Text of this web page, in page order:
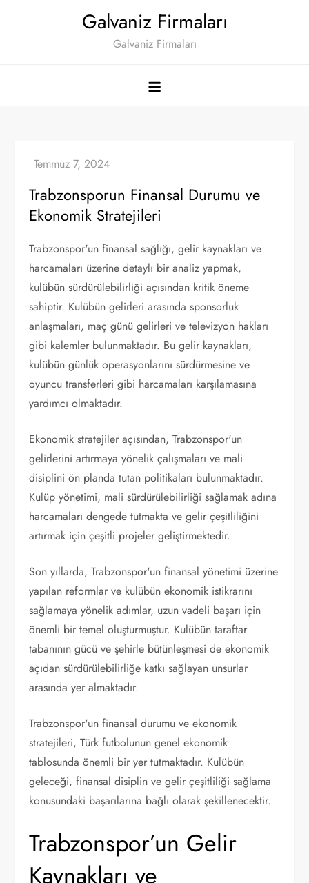
Galvaniz Firmaları
Galvaniz Firmaları
Trabzonsporun Finansal Durumu ve
Ekonomik Stratejileri
Trabzonspor'un finansal sağlığı, gelir kaynakları ve
harcamaları üzerine detaylı bir analiz yapmak,
kulübün sürdürülebilirliği açısından kritik öneme
sahiptir. Kulübün gelirleri arasında sponsorluk
anlaşmaları, maç günü gelirleri ve televizyon hakları
gibi kalemler bulunmaktadır. Bu gelir kaynakları,
kulübün günlük operasyonlarını sürdürmesine ve
oyuncu transferleri gibi harcamaları karşılamasına
yardımcı olmaktadır.
Ekonomik stratejiler açısından, Trabzonspor'un
gelirlerini artırmaya yönelik çalışmaları ve mali
disiplini ön planda tutan politikaları bulunmaktadır.
Kulüp yönetimi, mali sürdürülebilirliği sağlamak adına
harcamaları dengede tutmakta ve gelir çeşitliliğini
artırmak için çeşitli projeler geliştirmektedir.
Son yıllarda, Trabzonspor'un finansal yönetimi üzerine
yapılan reformlar ve kulübün ekonomik istikrarını
sağlamaya yönelik adımlar, uzun vadeli başarı için
önemli bir temel oluşturmuştur. Kulübün taraftar
tabanının gücü ve şehirle bütünleşmesi de ekonomik
açıdan sürdürülebilirliğe katkı sağlayan unsurlar
arasında yer almaktadır.
Trabzonspor'un finansal durumu ve ekonomik
stratejileri, Türk futbolunun genel ekonomik
tablosunda önemli bir yer tutmaktadır. Kulübün
geleceği, finansal disiplin ve gelir çeşitliliği sağlama
konusundaki başarılarına bağlı olarak şekillenecektir.
Trabzonspor’un Gelir
Kaynakları ve